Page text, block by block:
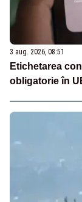
3 aug. 2026, 08:51
Etichetarea
obligatorie în